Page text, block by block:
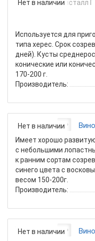
Нет в наличии
Используется для
типа херес. Срок
дней). Кусты
конические или
170-200 г.
Производитель:
Нет в наличии
Имеет хорошо
с небольшими
к ранним сортам
синего цвета с
весом 150-200г.
Производитель:
Нет в наличии